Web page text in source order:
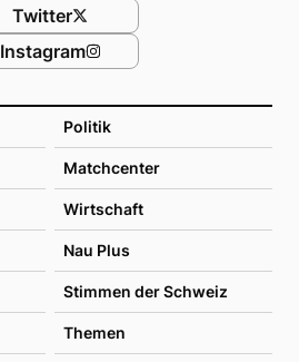
Politik
Matchcenter
Wirtschaft
Nau Plus
Stimmen der Schweiz
Themen
Twitter
Instagram